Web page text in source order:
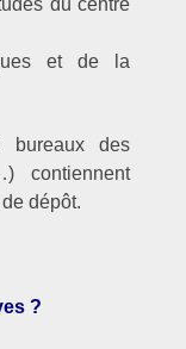
du centre
et de la
bureaux des
contiennent
dépôt.
?